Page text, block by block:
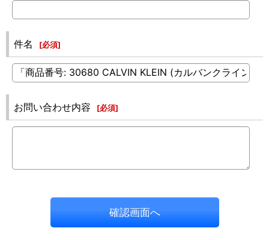
件名 [必須]
お問い合わせ内容 [必須]
確認画面へ